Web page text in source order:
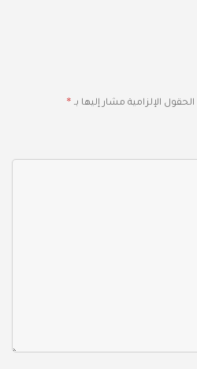
الحقول الإلزامية مشار إليها بـ *